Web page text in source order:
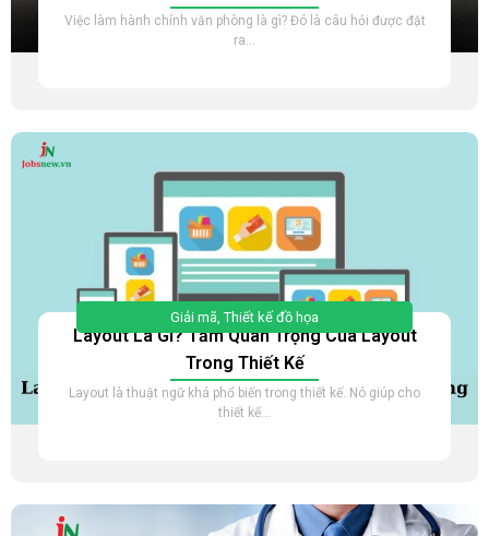
Việc làm hành chính văn phòng là gì? Đó là câu hỏi được đặt
ra...
Giải mã ,Thiết kế đồ họa
Layout Là Gì? Tầm Quan Trọng Của Layout
Trong Thiết Kế
Layout là thuật ngữ khá phổ biến trong thiết kế. Nó giúp cho
thiết kế...